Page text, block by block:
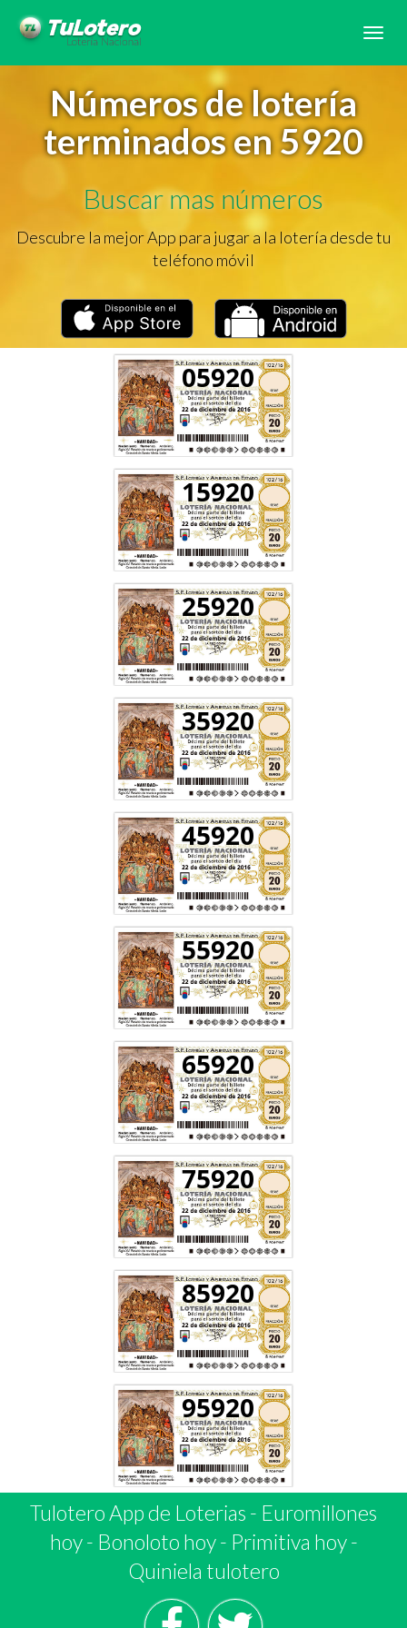
Números de lotería
terminados en 5920
Buscar mas números
Descubre la mejor App para jugar a la lotería desde tu
teléfono móvil
05920
15920
25920
35920
45920
55920
65920
75920
85920
95920
Tulotero App de Loterias - Euromillones
hoy- Bonoloto hoy- Primitiva hoy-
Quiniela tulotero